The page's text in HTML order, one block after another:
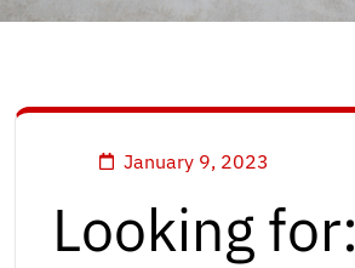
January 9, 2023
Looking for: